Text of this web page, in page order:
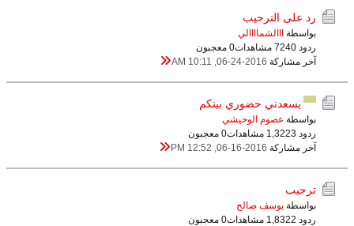
رد على الترحيب
بواسطة
ااالشماااالي
ردود 0
724 مشاهدات
0 معجبون
آخر مشاركة 06-24-2016, 10:11 AM
يسعدني حضوري بينكم
بواسطة عصوم الوحيشي
ردود 3
1,322 مشاهدات
0 معجبون
آخر مشاركة 06-16-2016, 12:52 PM
ترحيب
بواسطة يوسف صالح
ردود 2
1,832 مشاهدات
0 معجبون